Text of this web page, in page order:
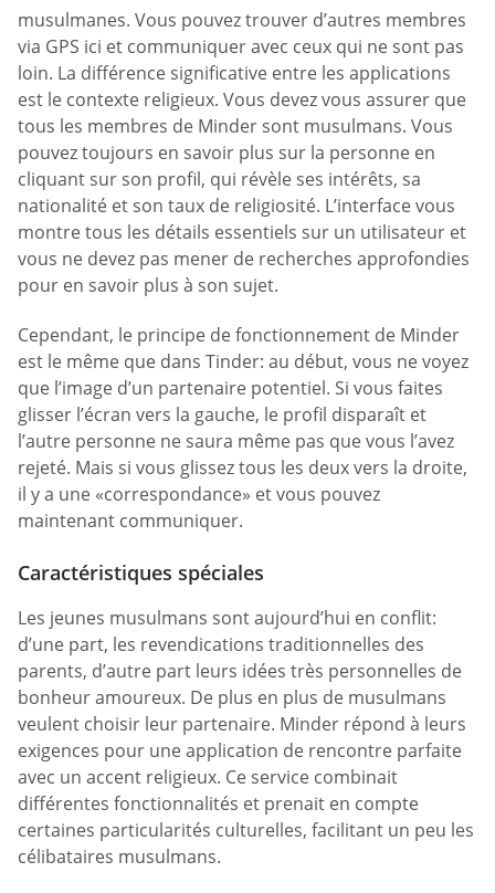
musulmanes. Vous pouvez trouver d’autres membres
via GPS ici et communiquer avec ceux qui ne sont pas
loin. La différence significative entre les applications
est le contexte religieux. Vous devez vous assurer que
tous les membres de Minder sont musulmans. Vous
pouvez toujours en savoir plus sur la personne en
cliquant sur son profil, qui révèle ses intérêts, sa
nationalité et son taux de religiosité. L’interface vous
montre tous les détails essentiels sur un utilisateur et
vous ne devez pas mener de recherches approfondies
pour en savoir plus à son sujet.
Cependant, le principe de fonctionnement de Minder
est le même que dans Tinder: au début, vous ne voyez
que l’image d’un partenaire potentiel. Si vous faites
glisser l’écran vers la gauche, le profil disparaît et
l’autre personne ne saura même pas que vous l’avez
rejeté. Mais si vous glissez tous les deux vers la droite,
il y a une «correspondance» et vous pouvez
maintenant communiquer.
Caractéristiques spéciales
Les jeunes musulmans sont aujourd’hui en conflit:
d’une part, les revendications traditionnelles des
parents, d’autre part leurs idées très personnelles de
bonheur amoureux. De plus en plus de musulmans
veulent choisir leur partenaire. Minder répond à leurs
exigences pour une application de rencontre parfaite
avec un accent religieux. Ce service combinait
différentes fonctionnalités et prenait en compte
certaines particularités culturelles, facilitant un peu les
célibataires musulmans.